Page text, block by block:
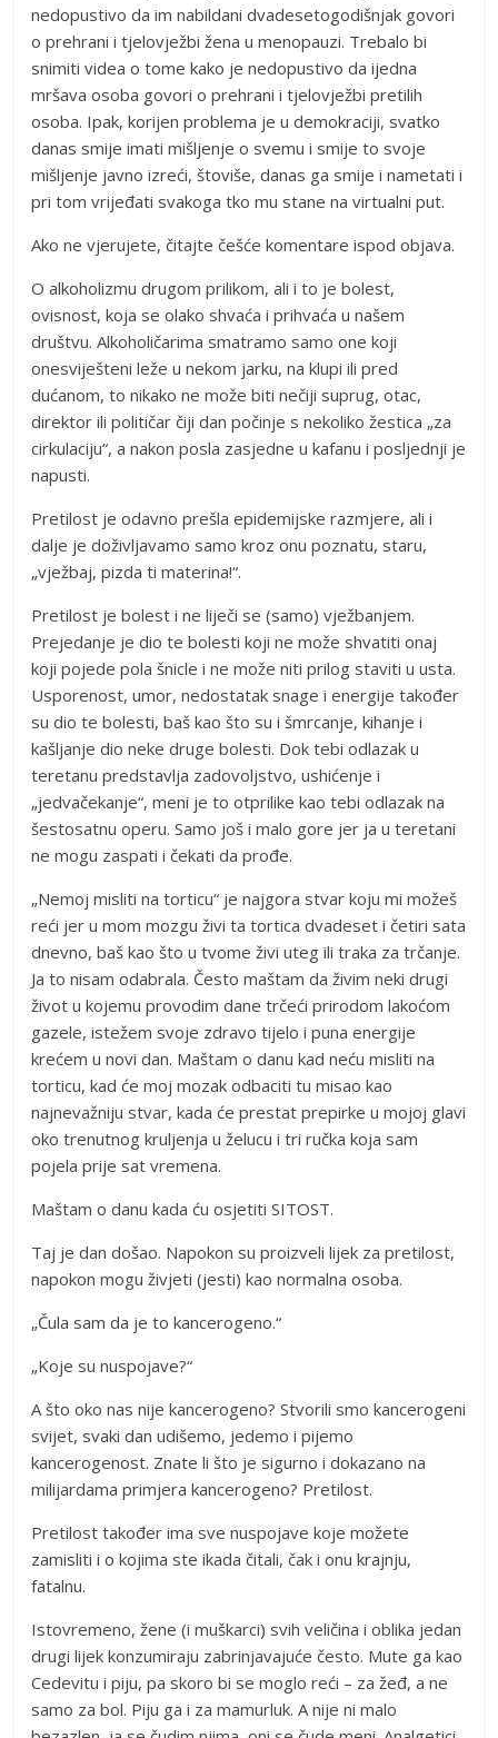
nedopustivo da im nabildani dvadesetogodišnjak govori
o prehrani i tjelovježbi žena u menopauzi. Trebalo bi
snimiti videa o tome kako je nedopustivo da ijedna
mršava osoba govori o prehrani i tjelovježbi pretilih
osoba. Ipak, korijen problema je u demokraciji, svatko
danas smije imati mišljenje o svemu i smije to svoje
mišljenje javno izreći, štoviše, danas ga smije i nametati i
pri tom vrijeđati svakoga tko mu stane na virtualni put.
Ako ne vjerujete, čitajte češće komentare ispod objava.
O alkoholizmu drugom prilikom, ali i to je bolest,
ovisnost, koja se olako shvaća i prihvaća u našem
društvu. Alkoholičarima smatramo samo one koji
onesviješteni leže u nekom jarku, na klupi ili pred
dućanom, to nikako ne može biti nečiji suprug, otac,
direktor ili političar čiji dan počinje s nekoliko žestica „za
cirkulaciju“, a nakon posla zasjedne u kafanu i posljednji je
napusti.
Pretilost je odavno prešla epidemijske razmjere, ali i
dalje je doživljavamo samo kroz onu poznatu, staru,
„vježbaj, pizda ti materina!“.
Pretilost je bolest i ne liječi se (samo) vježbanjem.
Prejedanje je dio te bolesti koji ne može shvatiti onaj
koji pojede pola šnicle i ne može niti prilog staviti u usta.
Usporenost, umor, nedostatak snage i energije također
su dio te bolesti, baš kao što su i šmrcanje, kihanje i
kašljanje dio neke druge bolesti. Dok tebi odlazak u
teretanu predstavlja zadovoljstvo, ushićenje i
„jedvačekanje“, meni je to otprilike kao tebi odlazak na
šestosatnu operu. Samo još i malo gore jer ja u teretani
ne mogu zaspati i čekati da prođe.
„Nemoj misliti na torticu“ je najgora stvar koju mi možeš
reći jer u mom mozgu živi ta tortica dvadeset i četiri sata
dnevno, baš kao što u tvome živi uteg ili traka za trčanje.
Ja to nisam odabrala. Često maštam da živim neki drugi
život u kojemu provodim dane trčeći prirodom lakoćom
gazele, istežem svoje zdravo tijelo i puna energije
krećem u novi dan. Maštam o danu kad neću misliti na
torticu, kad će moj mozak odbaciti tu misao kao
najnevažniju stvar, kada će prestat prepirke u mojoj glavi
oko trenutnog kruljenja u želucu i tri ručka koja sam
pojela prije sat vremena.
Maštam o danu kada ću osjetiti SITOST.
Taj je dan došao. Napokon su proizveli lijek za pretilost,
napokon mogu živjeti (jesti) kao normalna osoba.
„Čula sam da je to kancerogeno.“
„Koje su nuspojave?“
A što oko nas nije kancerogeno? Stvorili smo kancerogeni
svijet, svaki dan udišemo, jedemo i pijemo
kancerogenost. Znate li što je sigurno i dokazano na
milijardama primjera kancerogeno? Pretilost.
Pretilost također ima sve nuspojave koje možete
zamisliti i o kojima ste ikada čitali, čak i onu krajnju,
fatalnu.
Istovremeno, žene (i muškarci) svih veličina i oblika jedan
drugi lijek konzumiraju zabrinjavajuće često. Mute ga kao
Cedevitu i piju, pa skoro bi se moglo reći – za žeđ, a ne
samo za bol. Piju ga i za mamurluk. A nije ni malo